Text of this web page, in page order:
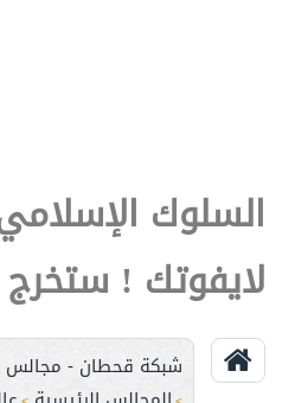
السلوك
لايفوتك ! ستخرج
شبكة قحطان - مجالس